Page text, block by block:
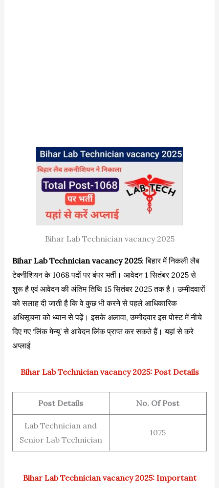
Bihar Lab Technician vacancy 2025
Bihar Lab Technician vacancy 2025: बिहार में निकली लैब
टेक्नीशियन के 1068 पदों पर बंपर भर्ती। आवेदन 1 सितंबर 2025 से
शुरू है एवं आवेदन की अंतिम तिथि 15 सितंबर 2025 तक है। उम्मीदवारों
को सलाह दी जाती है कि वे कुछ भी करने से पहले आधिकारिक
अधिसूचना को ध्यान से पढ़ें। इसके अलावा, उम्मीदवार इस पोस्ट में नीचे
दिए गए ‘लिंक मेन्यू’ से आवेदन लिंक प्राप्त कर सकते हैं। यहां से करे
अप्लाई
Bihar Lab Technician vacancy 2025: Post Details
Post Details No. Of Post
Lab Technician and
Senior Lab Technician
1075
Bihar Lab Technician vacancy 2025: Important